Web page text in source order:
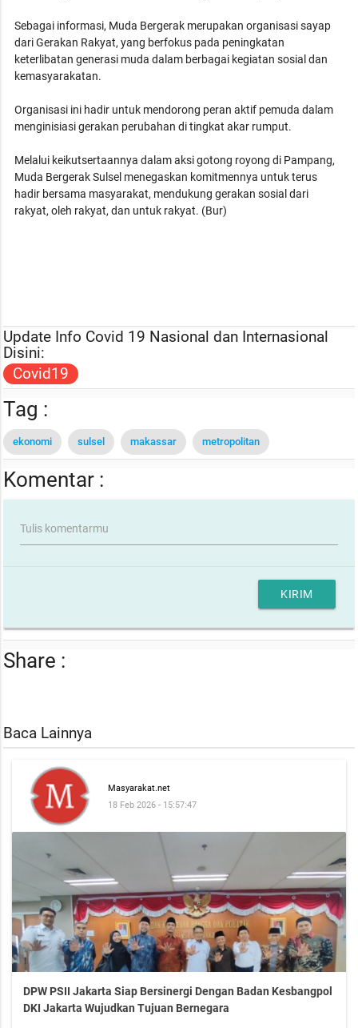
Sebagai informasi, Muda Bergerak merupakan organisasi sayap
dari Gerakan Rakyat, yang berfokus pada peningkatan
keterlibatan generasi muda dalam berbagai kegiatan sosial dan
kemasyarakatan.
Organisasi ini hadir untuk mendorong peran aktif pemuda dalam
menginisiasi gerakan perubahan di tingkat akar rumput.
Melalui keikutsertaannya dalam aksi gotong royong di Pampang,
Muda Bergerak Sulsel menegaskan komitmennya untuk terus
hadir bersama masyarakat, mendukung gerakan sosial dari
rakyat, oleh rakyat, dan untuk rakyat. (Bur)
Update Info Covid 19 Nasional dan Internasional
Disini:
Covid19
Tag :
ekonomi sulsel makassar metropolitan
Komentar :
Tulis komentarmu
KIRIM
Share :
Baca Lainnya
Masyarakat.net
18 Feb 2026 - 15:57:47
DPW PSII Jakarta Siap Bersinergi Dengan Badan Kesbangpol
DKI Jakarta Wujudkan Tujuan Bernegara